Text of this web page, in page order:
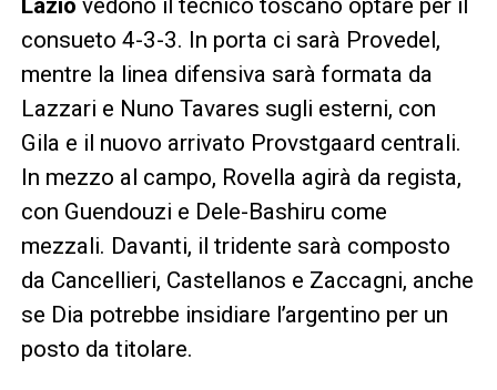
Lazio vedono il tecnico toscano optare per il
consueto 4-3-3. In porta ci sarà Provedel,
mentre la linea difensiva sarà formata da
Lazzari e Nuno Tavares sugli esterni, con
Gila e il nuovo arrivato Provstgaard centrali.
In mezzo al campo, Rovella agirà da regista,
con Guendouzi e Dele-Bashiru come
mezzali. Davanti, il tridente sarà composto
da Cancellieri, Castellanos e Zaccagni, anche
se Dia potrebbe insidiare l’argentino per un
posto da titolare.